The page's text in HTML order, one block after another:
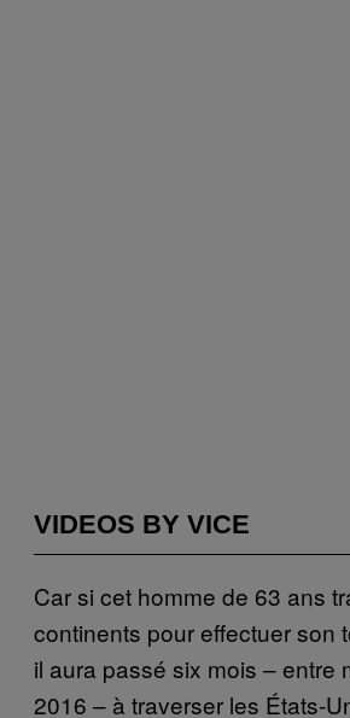
VIDEOS BY VICE
Car si cet homme de 63 ans
continents pour effectuer son
il aura passé six mois – entre
2016 – à traverser les États-